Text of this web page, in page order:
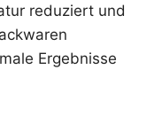
reduziert und
Ergebnisse